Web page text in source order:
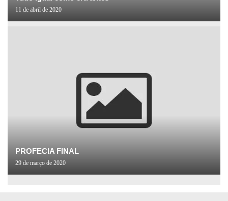
11 de abril de 2020
PROFECIA FINAL
29 de março de 2020